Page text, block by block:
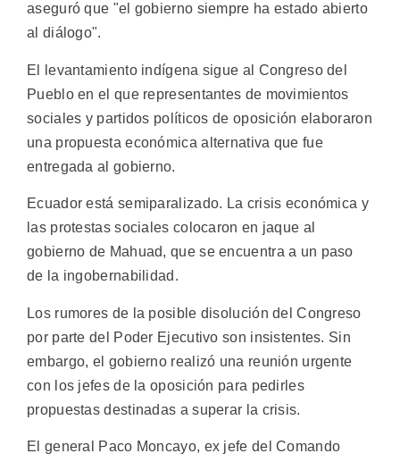
aseguró que "el gobierno siempre ha estado abierto
al diálogo".
El levantamiento indígena sigue al Congreso del
Pueblo en el que representantes de movimientos
sociales y partidos políticos de oposición elaboraron
una propuesta económica alternativa que fue
entregada al gobierno.
Ecuador está semiparalizado. La crisis económica y
las protestas sociales colocaron en jaque al
gobierno de Mahuad, que se encuentra a un paso
de la ingobernabilidad.
Los rumores de la posible disolución del Congreso
por parte del Poder Ejecutivo son insistentes. Sin
embargo, el gobierno realizó una reunión urgente
con los jefes de la oposición para pedirles
propuestas destinadas a superar la crisis.
El general Paco Moncayo, ex jefe del Comando